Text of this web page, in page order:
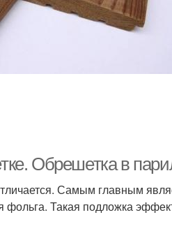
Обрешетка в
Самым главным
фольга. Такая подложка